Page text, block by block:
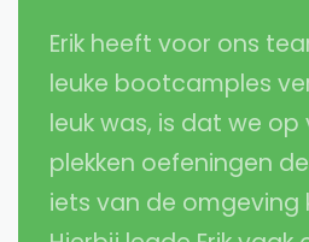
Erik heeft voor ons
leuke bootcamples
leuk was, is dat we op
plekken oefeningen
iets van de omgeving